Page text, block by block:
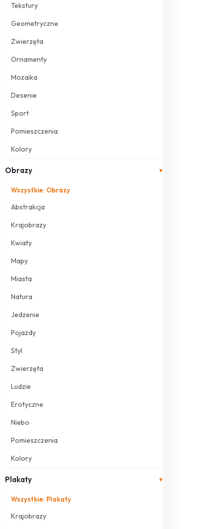
Tekstury
Geometryczne
Zwierzęta
Ornamenty
Mozaika
Desenie
Sport
Pomieszczenia
Kolory
Obrazy ▾
Wszystkie: Obrazy
Abstrakcja
Krajobrazy
Kwiaty
Mapy
Miasta
Natura
Jedzenie
Pojazdy
Styl
Zwierzęta
Ludzie
Erotyczne
Niebo
Pomieszczenia
Kolory
Plakaty ▾
Wszystkie: Plakaty
Krajobrazy